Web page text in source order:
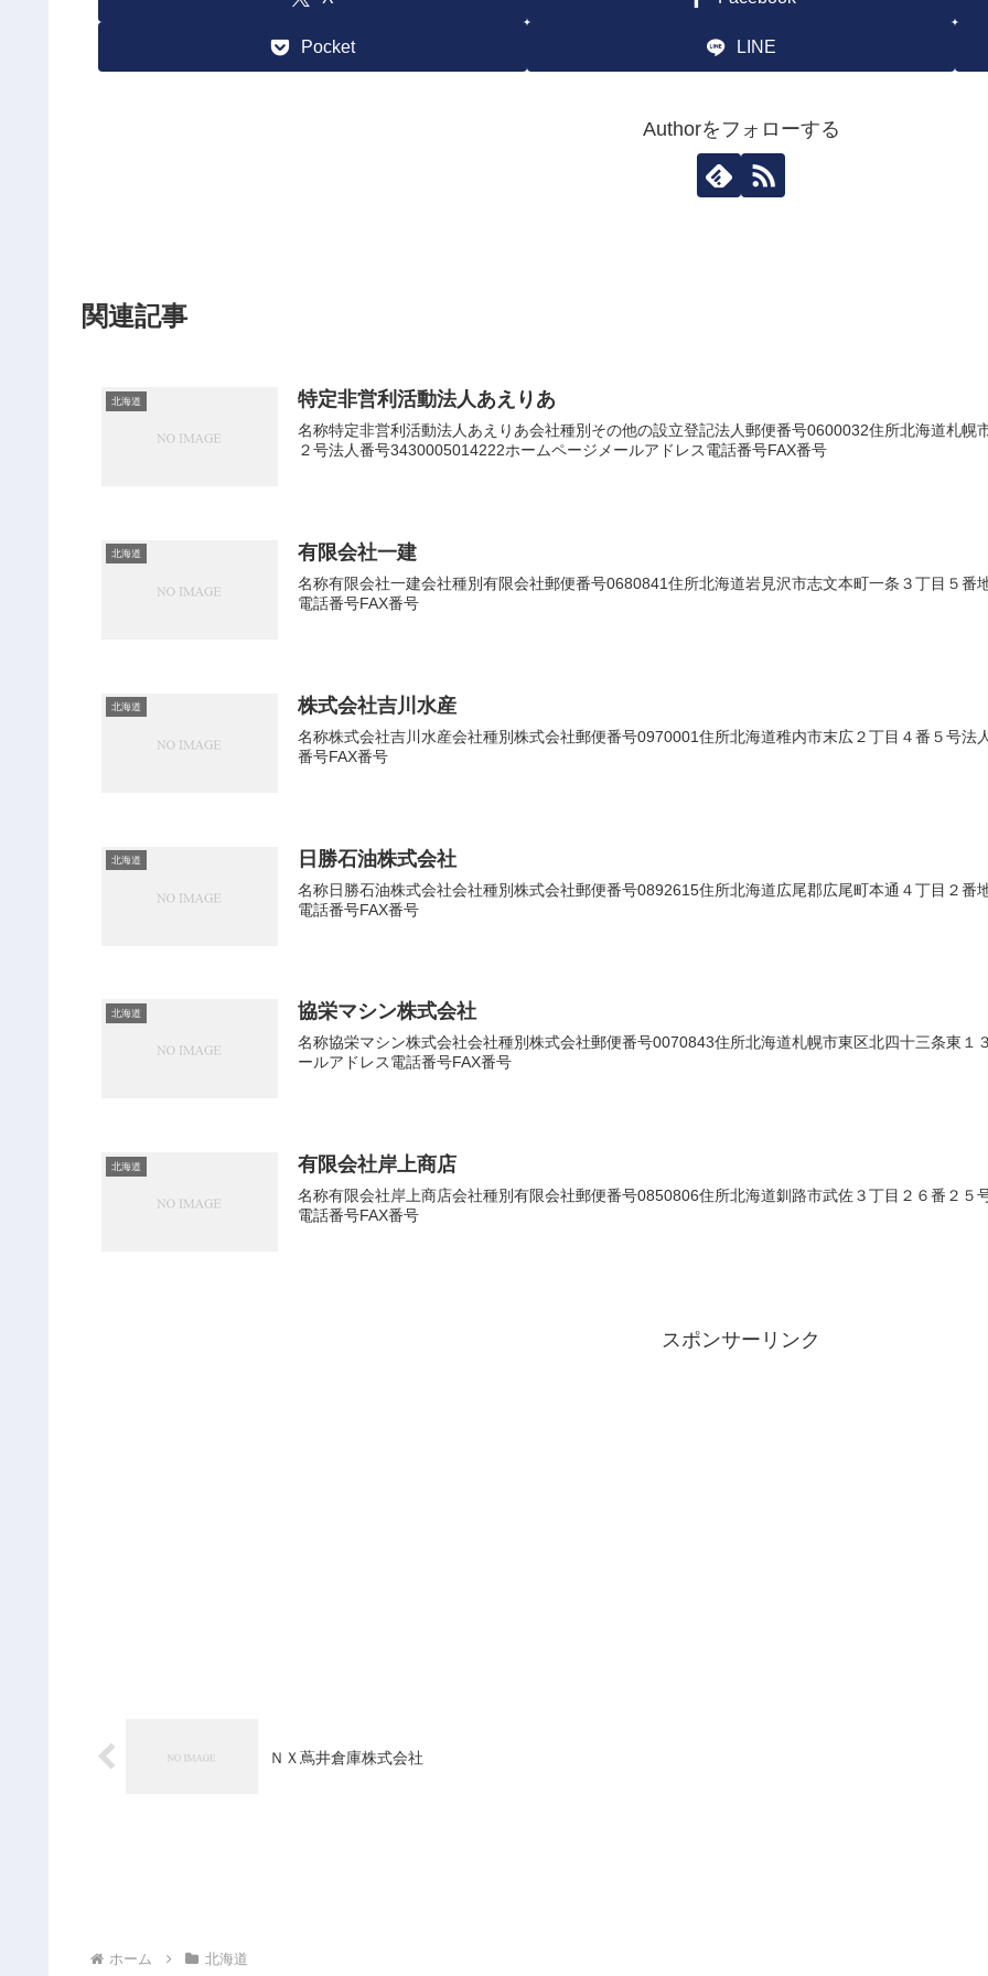
Pocket LINE
Authorをフォローする
関連記事
北海道 特定非営利活動法人あえりあ
名称特定非営利活動法人あえりあ会社種別その他の設立登記法人郵便番号0600032住所北海道札
２号法人番号3430005014222ホームページメールアドレス電話番号FAX番号
北海道 有限会社一建
名称有限会社一建会社種別有限会社郵便番号0680841住所北海道岩見沢市志文本町一条３丁目５
電話番号FAX番号
北海道 株式会社吉川水産
名称株式会社吉川水産会社種別株式会社郵便番号0970001住所北海道稚内市末広２丁目４番５号
番号FAX番号
北海道 日勝石油株式会社
名称日勝石油株式会社会社種別株式会社郵便番号0892615住所北海道広尾郡広尾町本通４丁目２
電話番号FAX番号
北海道 協栄マシン株式会社
名称協栄マシン株式会社会社種別株式会社郵便番号0070843住所北海道札幌市東区北四十三条東
ールアドレス電話番号FAX番号
北海道 有限会社岸上商店
名称有限会社岸上商店会社種別有限会社郵便番号0850806住所北海道釧路市武佐３丁目２６番２
電話番号FAX番号
スポンサーリンク
ＮＸ蔦井倉庫株式会社
ホーム 北海道